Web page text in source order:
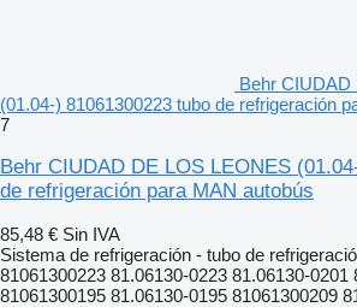
Behr
(01.04-) 81061300223 tubo de refrigeración
7
Behr CIUDAD DE LOS LEONES
de refrigeración para MAN autobús
85,48 € Sin IVA
Sistema de refrigeración - tubo de
81061300223 81.06130-0223 81.06130-0201
81061300195 81.06130-0195 81061300209